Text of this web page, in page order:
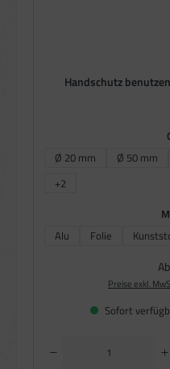
Handschutz
Ø 20 mm
Ø 50 mm
+2
Alu
Folie
Ab
Preise exkl.
Sofort
Produkt Anzahl: Gib den